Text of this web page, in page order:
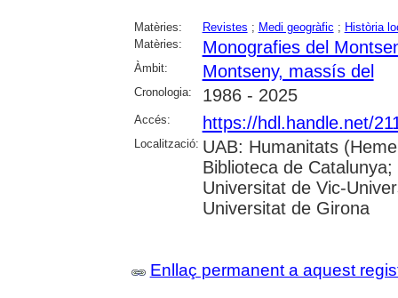
Matèries: Revistes ; Medi geogràfic ; Història
Matèries:
Monografies del
Àmbit: Montseny, massís del
Cronologia: 1986 - 2025
Accés: https://hdl.handle.net/
Localització: UAB: Humanitats
Biblioteca de
Universitat de Vic-
Universitat de Girona
Enllaç permanent a aquest